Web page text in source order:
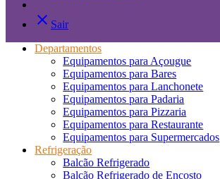
close Sair
Departamentos
Equipamentos para Açougue
Equipamentos para Bares
Equipamentos para Lanchonete
Equipamentos para Padaria
Equipamentos para Pizzaria
Equipamentos para Restaurante
Equipamentos para Supermercados
Refrigeração
Balcão Refrigerado
Balcão Refrigerado de Encosto